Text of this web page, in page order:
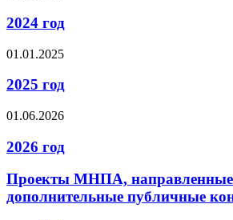
2024 год
01.01.2025
2025 год
01.06.2026
2026 год
Проекты МНПА,
дополнительные публичные